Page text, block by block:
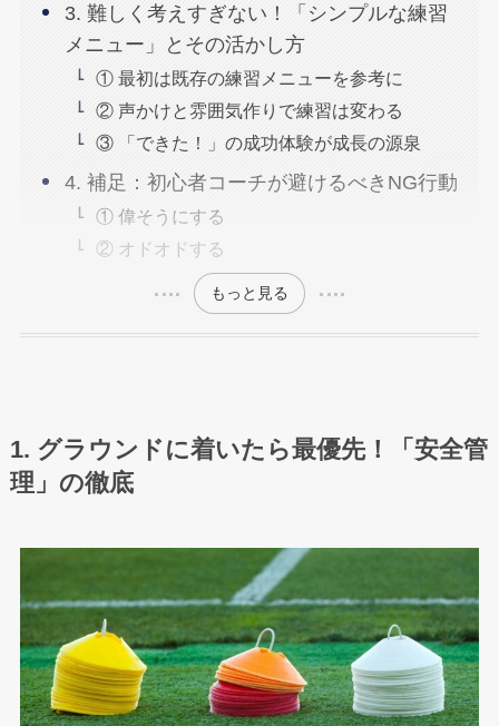
3. 難しく考えすぎない！「シンプルな練習
メニュー」とその活かし方
① 最初は既存の練習メニューを参考に
② 声かけと雰囲気作りで練習は変わる
③ 「できた！」の成功体験が成長の源泉
4. 補足：初心者コーチが避けるべきNG行動
① 偉そうにする
② オドオドする
もっと見る
1. グラウンドに着いたら最優先！「安全管
理」の徹底